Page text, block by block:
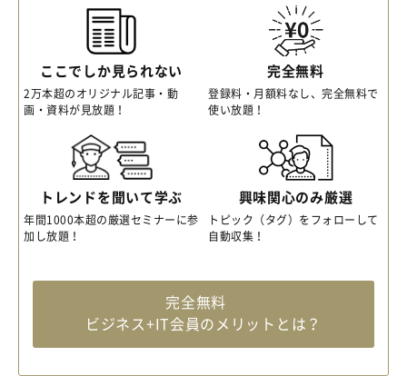
ここでしか見られない
2万本超のオリジナル記事・動
画・資料が見放題！
完全無料
登録料・月額料なし、完全無料で
使い放題！
トレンドを聞いて学ぶ
年間1000本超の厳選セミナーに参
加し放題！
興味関心のみ厳選
トピック（タグ）をフォローして
自動収集！
完全無料
ビジネス+IT会員のメリットとは？